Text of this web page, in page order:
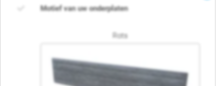
Motief van uw onderplaten
Rots